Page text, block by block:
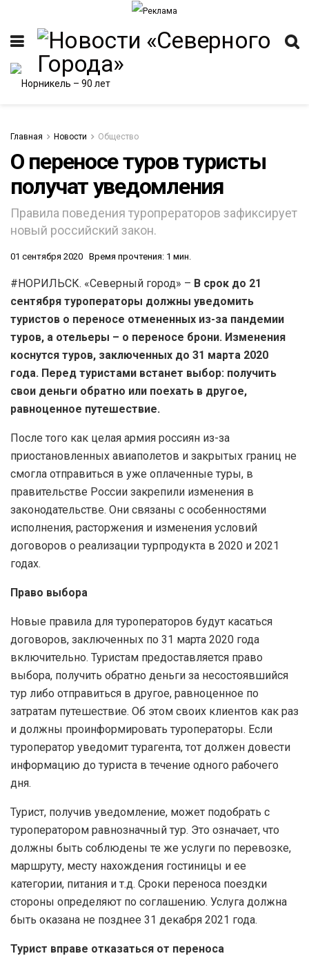
Главная Новости Общество
О переносе туров туристы
получат уведомления
Правила поведения туропрераторов зафиксирует
новый российский закон.
01 сентября 2020 Время прочтения: 1 мин.
#НОРИЛЬСК. «Северный город» – В срок до 21
сентября туроператоры должны уведомить
туристов о переносе отмененных из-за пандемии
туров, а отельеры – о переносе брони. Изменения
коснутся туров, заключенных до 31 марта 2020
года. Перед туристами встанет выбор: получить
свои деньги обратно или поехать в другое,
равноценное путешествие.
После того как целая армия россиян из-за
приостановленных авиаполетов и закрытых границ не
смогла отправиться в уже оплаченные туры, в
правительстве России закрепили изменения в
законодательстве. Они связаны с особенностями
исполнения, расторжения и изменения условий
договоров о реализации турпродукта в 2020 и 2021
годах.
Право выбора
Новые правила для туроператоров будут касаться
договоров, заключенных по 31 марта 2020 года
включительно. Туристам предоставляется право
выбора, получить обратно деньги за несостоявшийся
тур либо отправиться в другое, равноценное по
затратам путешествие. Об этом своих клиентов как раз
и должны проинформировать туроператоры. Если
туроператор уведомит турагента, тот должен довести
информацию до туриста в течение одного рабочего
дня.
Турист, получив уведомление, может подобрать с
туроператором равнозначный тур. Это означает, что
должны быть соблюдены те же услуги по перевозке,
маршруту, месту нахождения гостиницы и ее
категории, питания и т.д. Сроки переноса поездки
стороны определяют по соглашению. Услуга должна
быть оказана не позднее 31 декабря 2021 года.
Турист вправе отказаться от переноса